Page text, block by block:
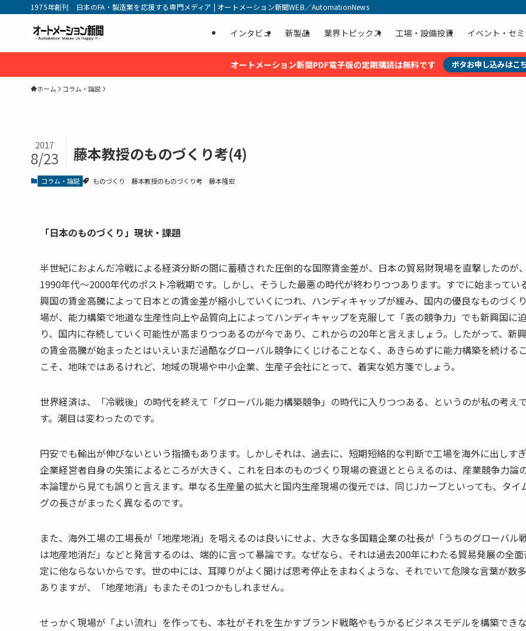
1975年創刊 日本のFA・製造業を応援する専門メディア | オートメーション新聞WEB／AutomationNews
インタビュ 新製品 業界トピックス 工場・設備投資 イベント・セ
オートメーション新聞PDF電子版の定期購読は無料です ボタお申し込みはこ
ホーム コラム・論説
藤本教授のものづくり考(4)
2017
8/23
コラム・論説 ものづくり 藤本教授のものづくり考 藤本隆宏
「日本のものづくり」現状・課題
半世紀におよんだ冷戦による経済分断の間に蓄積された圧倒的な国際賃金差が、日本の貿易財現場を直撃したのが
1990年代～2000年代のポスト冷戦期です。しかし、そうした最悪の時代が終わりつつあります。すでに始まってい
興国の賃金高騰によって日本との賃金差が縮小していくにつれ、ハンディキャップが緩み、国内の優良なものづく
場が、能力構築で地道な生産性向上や品質向上によってハンディキャップを克服して「表の競争力」でも新興国に
り、国内に存続していく可能性が高まりつつあるのが今であり、これからの20年と言えましょう。したがって、新
の賃金高騰が始まったとはいえいまだ過酷なグローバル競争にくじけることなく、あきらめずに能力構築を続ける
こそ、地味ではあるけれど、地域の現場や中小企業、生産子会社にとって、着実な処方箋でしょう。
世界経済は、「冷戦後」の時代を終えて「グローバル能力構築競争」の時代に入りつつある、というのが私の考え
す。潮目は変わったのです。
円安でも輸出が伸びないという指摘もあります。しかしそれは、過去に、短期短絡的な判断で工場を海外に出しす
企業経営者自身の失策によるところが大きく、これを日本のものづくり現場の衰退ととらえるのは、産業競争力論
本論理から見ても誤りと言えます。単なる生産量の拡大と国内生産現場の復元では、同じJカーブといっても、タイ
グの長さがまったく異なるのです。
また、海外工場の工場長が「地産地消」を唱えるのは良いにせよ、大きな多国籍企業の社長が「うちのグローバル
は地産地消だ」などと発言するのは、端的に言って暴論です。なぜなら、それは過去200年にわたる貿易発展の全
定に他ならないからです。世の中には、耳障りがよく聞けば思考停止をまねくような、それでいて危険な言葉が数
ありますが、「地産地消」もまたその1つかもしれません。
せっかく現場が「よい流れ」を作っても、本社がそれを生かすブランド戦略やもうかるビジネスモデルを構築でき